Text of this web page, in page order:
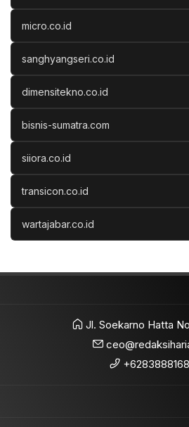
micro.co.id
sanghyangseri.co.id
dimensitekno.co.id
bisnis-sumatra.com
siiora.co.id
transicon.co.id
wartajabar.co.id
Jl. Soekarno Hatta